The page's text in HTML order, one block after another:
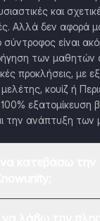
και
Αλλά δεν αφορά
είναι
των μαθητών
προκλήσεις, με
κουίζ ή
100% εξατομίκευση
την ανάπτυξη των